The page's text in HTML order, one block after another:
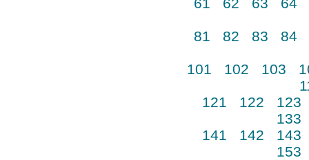
81 82 83 84
101 102 103
121
122
123
133
141
142
143
153